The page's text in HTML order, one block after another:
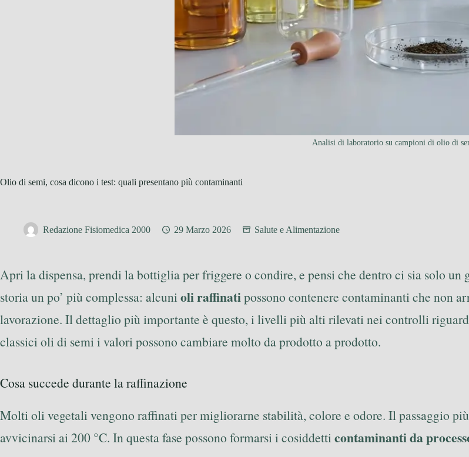
Analisi di laboratorio su campioni di olio di
Olio di semi, cosa dicono i test: quali presentano più contaminanti
Redazione Fisiomedica 2000 29 Marzo 2026 Salute e Alimentazione
Apri la dispensa, prendi la bottiglia per friggere o condire, e pensi che dentro ci sia solo un
storia un po’ più complessa: alcunioli raffinatipossono contenere contaminanti che non
lavorazione. Il dettaglio più importante è questo, i livelli più alti rilevati nei controlli
classici oli di semi i valori possono cambiare molto da prodotto a prodotto.
Cosa succede durante la raffinazione
Molti oli vegetali vengono raffinati per migliorarne stabilità, colore e odore. Il passaggio
avvicinarsi ai 200 °C. In questa fase possono formarsi i cosiddetticontaminanti da